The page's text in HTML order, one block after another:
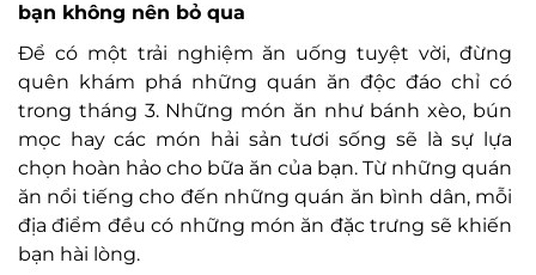
bạn không nên bỏ qua
Để có một trải nghiệm ăn uống tuyệt vời, đừng
quên khám phá những quán ăn độc đáo chỉ có
trong tháng 3. Những món ăn như bánh xèo, bún
mọc hay các món hải sản tươi sống sẽ là sự lựa
chọn hoàn hảo cho bữa ăn của bạn. Từ những quán
ăn nổi tiếng cho đến những quán ăn bình dân, mỗi
địa điểm đều có những món ăn đặc trưng sẽ khiến
bạn hài lòng.